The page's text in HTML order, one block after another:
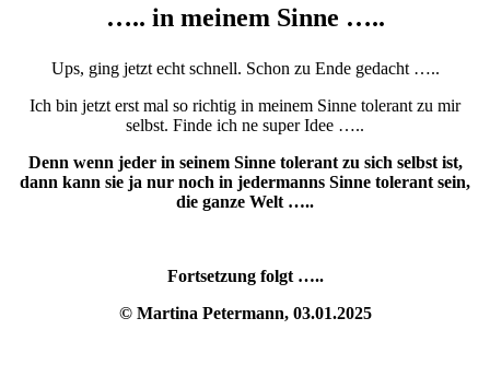
….. in meinem Sinne …..
Ups, ging jetzt echt schnell. Schon zu Ende gedacht …..
Ich bin jetzt erst mal so richtig in meinem Sinne tolerant zu mir
selbst. Finde ich ne super Idee …..
Denn wenn jeder in seinem Sinne tolerant zu sich selbst ist,
dann kann sie ja nur noch in jedermanns Sinne tolerant sein,
die ganze Welt …..
Fortsetzung folgt …..
© Martina Petermann, 03.01.2025